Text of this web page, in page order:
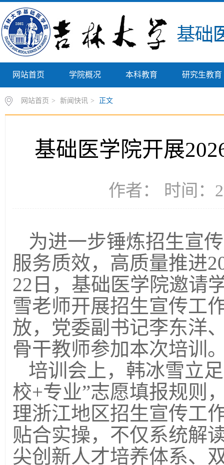
网站首页 学院概况 本科教育 研究生教育
网站首页 > 新闻快讯 > 正文
基础医学院开展
作者： 时间：
为进一步锤炼招生宣
服务质效，高质量推进
22日，基础医学院邀请
雪老师开展招生宣传工
放，党委副书记李东洋
骨干教师参加本次培训
培训会上，韩冰雪立
校+专业”志愿填报规则
理浙江地区招生宣传工
贴合实操，不仅系统解
尖创新人才培养体系、